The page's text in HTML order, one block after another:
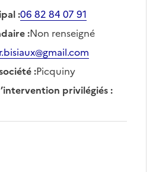
:06 82 84 07 91
:Non renseigné
:Picquiny
privilégiés: